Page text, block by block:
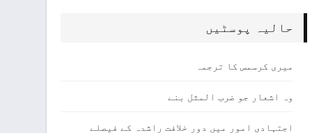
حالیہ پوسٹیں
میری کرسمس کا ترجمہ
وہ اشعار جو ضرب المثل بنے
اجتہادی امور میں دور خلافت راشدہ کے فیصلے